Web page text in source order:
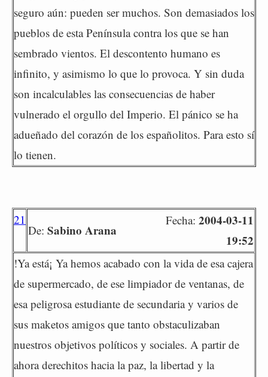
seguro aún: pueden ser muchos. Son demasiados los
pueblos de esta Península contra los que se han
sembrado vientos. El descontento humano es
infinito, y asimismo lo que lo provoca. Y sin duda
son incalculables las consecuencias de haber
vulnerado el orgullo del Imperio. El pánico se ha
adueñado del corazón de los españolitos. Para esto sí
lo tienen.
21
De: Sabino Arana
Fecha: 2004-03-11
19:52
!Ya está¡ Ya hemos acabado con la vida de esa cajera
de supermercado, de ese limpiador de ventanas, de
esa peligrosa estudiante de secundaria y varios de
sus maketos amigos que tanto obstaculizaban
nuestros objetivos políticos y sociales. A partir de
ahora derechitos hacia la paz, la libertad y la